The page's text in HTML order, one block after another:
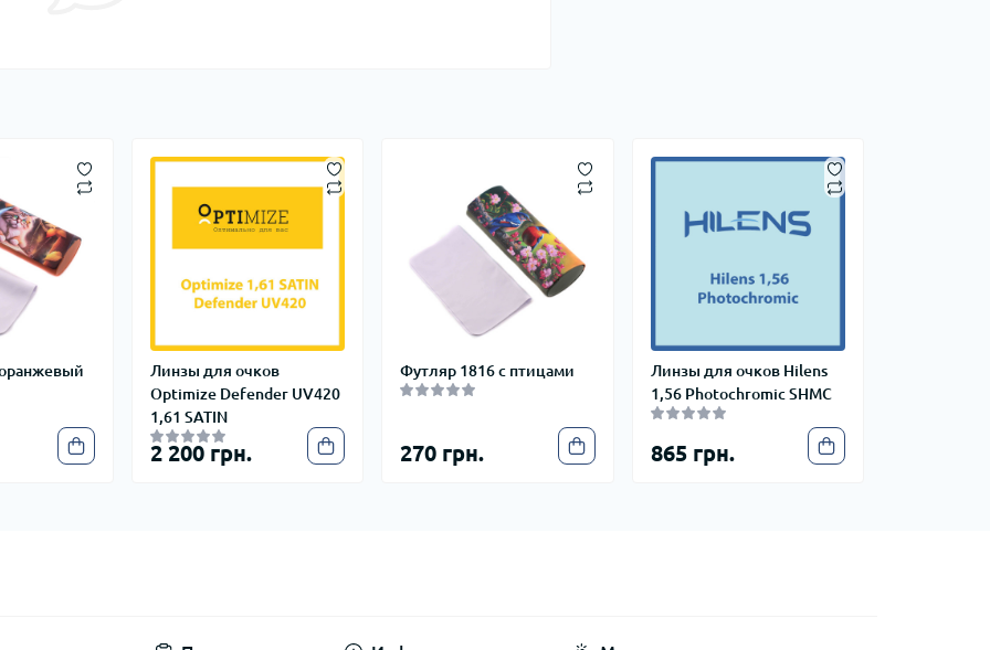
Линзы для очков
Optimize Defender UV420
1,61 SATIN
2 200 грн.
Футляр 1816 с птицами
270 грн.
Линзы для очков Hilens
1,56 Photochromic SHMC
865 грн.